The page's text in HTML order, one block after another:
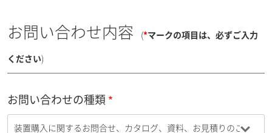
お問い合わせ内容 (*マークの項目は、必ずご入力
ください)
お問い合わせの種類